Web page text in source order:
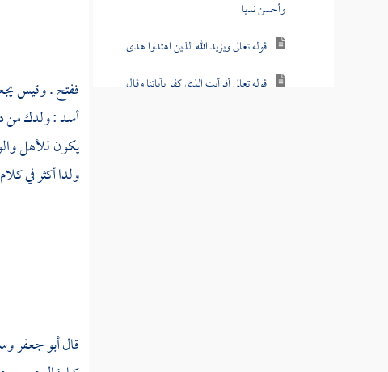
وأحسن نديا
قوله تعالى ويزيد الله الذين اهتدوا هدى
قوله تعالى أفرأيت الذي كفر بآياتنا وقال
ففتح .وقيس
أسد: ولدك من
يكون للأهل
ولدا أكثر في
قالأبو جعفر